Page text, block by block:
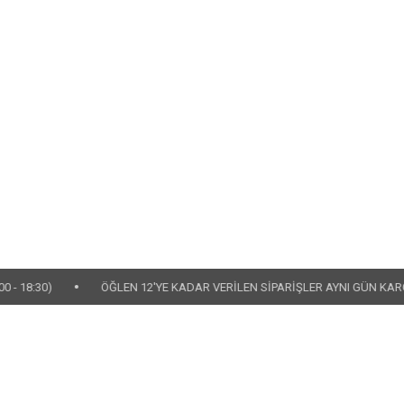
• ÖĞLEN 12'YE KADAR VERİLEN SİPARİŞLER AYNI GÜN KARGOYA